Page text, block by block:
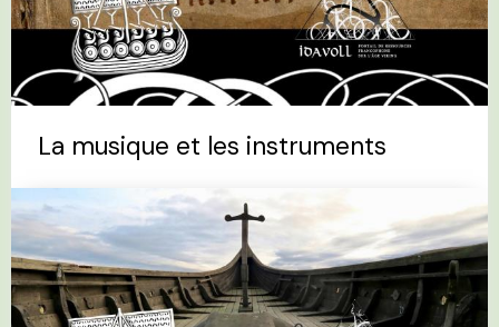
La musique et les instruments